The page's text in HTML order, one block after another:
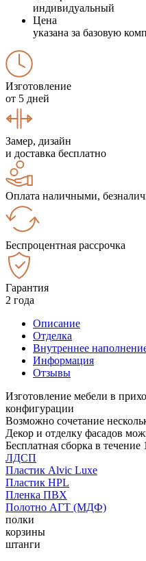
индивидуальный
Цена
указана за базовую
Изготовление
от 5 дней
Замер, дизайн
и доставка бесплатно
Оплата наличными,
Беспроцентная рассрочка
Гарантия
2 года
Описание
Отделка
Внутреннее
Информация
Отзывы
Изготовление мебели в
конфигурации
Возможно сочетание
Декор и отделку фасадов
Бесплатная сборка в
ЛДСП
Пластик Alvic Luxe
Пластик HPL
Пленка ПВХ
Полотно АГТ (МДФ)
полки
корзины
штанги